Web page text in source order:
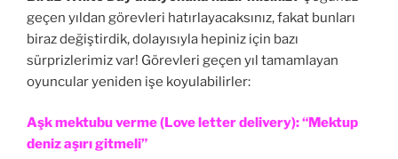
geçen yıldan görevleri hatırlayacaksınız, fakat bunları
biraz değiştirdik, dolayısıyla hepiniz için bazı
sürprizlerimiz var! Görevleri geçen yıl tamamlayan
oyuncular yeniden işe koyulabilirler:
Aşk mektubu verme (Love letter delivery): “Mektup
deniz aşırı gitmeli”